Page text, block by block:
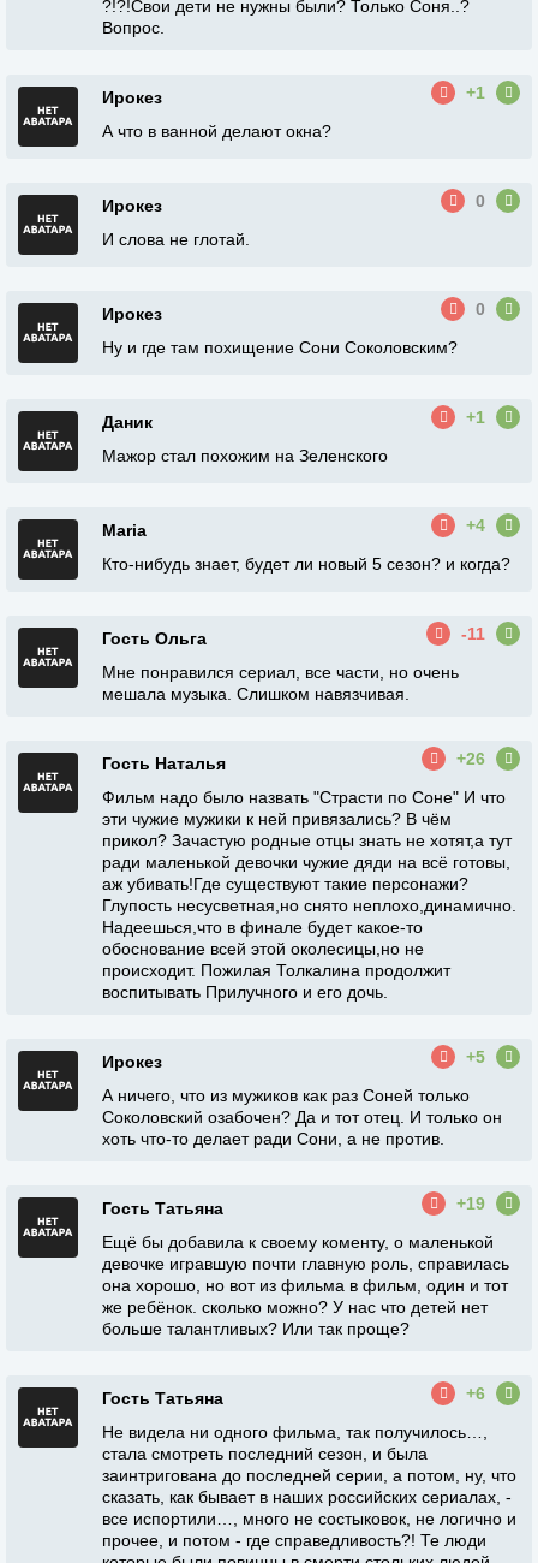
?!?!Свои дети не нужны были? Только Соня..?
Вопрос.
Ирокез
+1
А что в ванной делают окна?
Ирокез
0
И слова не глотай.
Ирокез
0
Ну и где там похищение Сони Соколовским?
Даник
+1
Мажор стал похожим на Зеленского
Maria
+4
Кто-нибудь знает, будет ли новый 5 сезон? и когда?
Гость Ольга
-11
Мне понравился сериал, все части, но очень
мешала музыка. Слишком навязчивая.
Гость Наталья
+26
Фильм надо было назвать "Страсти по Соне" И что
эти чужие мужики к ней привязались? В чём
прикол? Зачастую родные отцы знать не хотят,а тут
ради маленькой девочки чужие дяди на всё готовы,
аж убивать!Где существуют такие персонажи?
Глупость несусветная,но снято неплохо,динамично.
Надеешься,что в финале будет какое-то
обоснование всей этой околесицы,но не
происходит. Пожилая Толкалина продолжит
воспитывать Прилучного и его дочь.
Ирокез
+5
А ничего, что из мужиков как раз Соней только
Соколовский озабочен? Да и тот отец. И только он
хоть что-то делает ради Сони, а не против.
Гость Татьяна
+19
Ещё бы добавила к своему коменту, о маленькой
девочке игравшую почти главную роль, справилась
она хорошо, но вот из фильма в фильм, один и тот
же ребёнок. сколько можно? У нас что детей нет
больше талантливых? Или так проще?
Гость Татьяна
+6
Не видела ни одного фильма, так получилось…,
стала смотреть последний сезон, и была
заинтригована до последней серии, а потом, ну, что
сказать, как бывает в наших российских сериалах, -
все испортили…, много не состыковок, не логично и
прочее, и потом - где справедливость?! Те люди